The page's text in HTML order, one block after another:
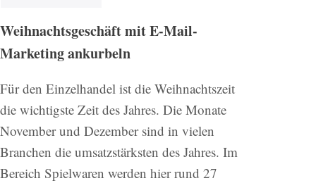
Weihnachtsgeschäft mit E-Mail-
Marketing ankurbeln
Für den Einzelhandel ist die Weihnachtszeit
die wichtigste Zeit des Jahres. Die Monate
November und Dezember sind in vielen
Branchen die umsatzstärksten des Jahres. Im
Bereich Spielwaren werden hier rund 27